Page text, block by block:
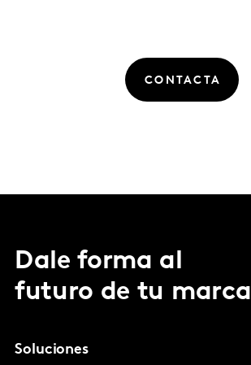
CONTACTA
Dale forma al
futuro de tu marca
Soluciones